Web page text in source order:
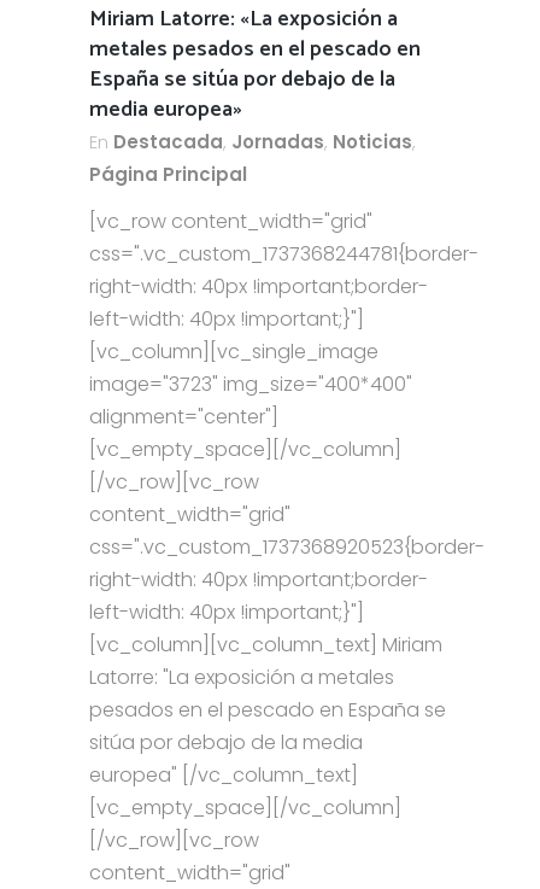
Miriam Latorre: «La exposición a
metales pesados en el pescado en
España se sitúa por debajo de la
media europea»
En Destacada, Jornadas, Noticias,
Página Principal
[vc_row content_width="grid"
css=".vc_custom_1737368244781{border-
right-width: 40px !important;border-
left-width: 40px !important;}"]
[vc_column][vc_single_image
image="3723" img_size="400*400"
alignment="center"]
[vc_empty_space][/vc_column]
[/vc_row][vc_row
content_width="grid"
css=".vc_custom_1737368920523{border-
right-width: 40px !important;border-
left-width: 40px !important;}"]
[vc_column][vc_column_text] Miriam
Latorre: "La exposición a metales
pesados en el pescado en España se
sitúa por debajo de la media
europea" [/vc_column_text]
[vc_empty_space][/vc_column]
[/vc_row][vc_row
content_width="grid"